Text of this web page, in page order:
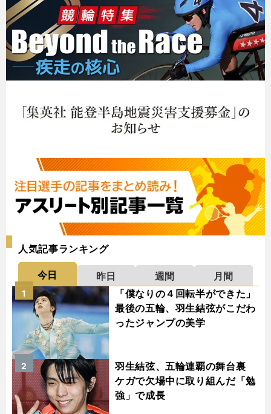
人気記事ランキング
今日 昨日 週間
月間
「僕なりの４回転半ができた」
最後の五輪、羽生結弦がこだわ
ったジャンプの美学
1
羽生結弦、五輪連覇の舞台裏
ケガで欠場中に取り組んだ「勉
強」で成長
2